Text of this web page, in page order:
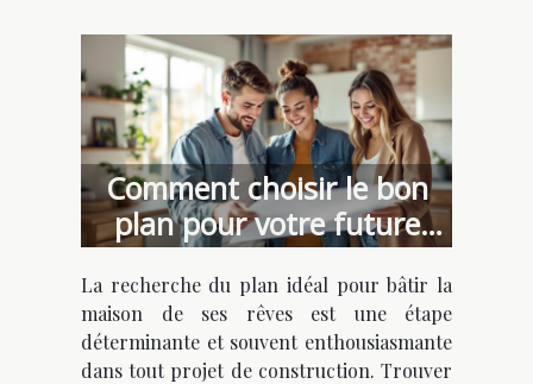
Comment choisir le bon
plan pour votre future
maison de rêve ?
La recherche du plan idéal pour bâtir la
maison de ses rêves est une étape
déterminante et souvent enthousiasmante
dans tout projet de construction. Trouver